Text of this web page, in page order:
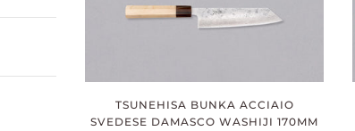
TSUNEHISA BUNKA ACCIAIO
SVEDESE DAMASCO WASHIJI 170MM